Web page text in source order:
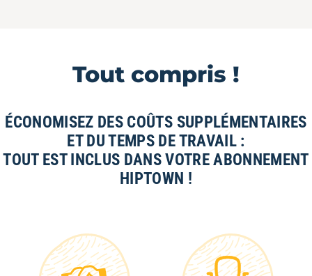
Tout compris !
ÉCONOMISEZ DES COÛTS SUPPLÉMENTAIRES
ET DU TEMPS DE TRAVAIL :
TOUT EST INCLUS DANS VOTRE ABONNEMENT
HIPTOWN !